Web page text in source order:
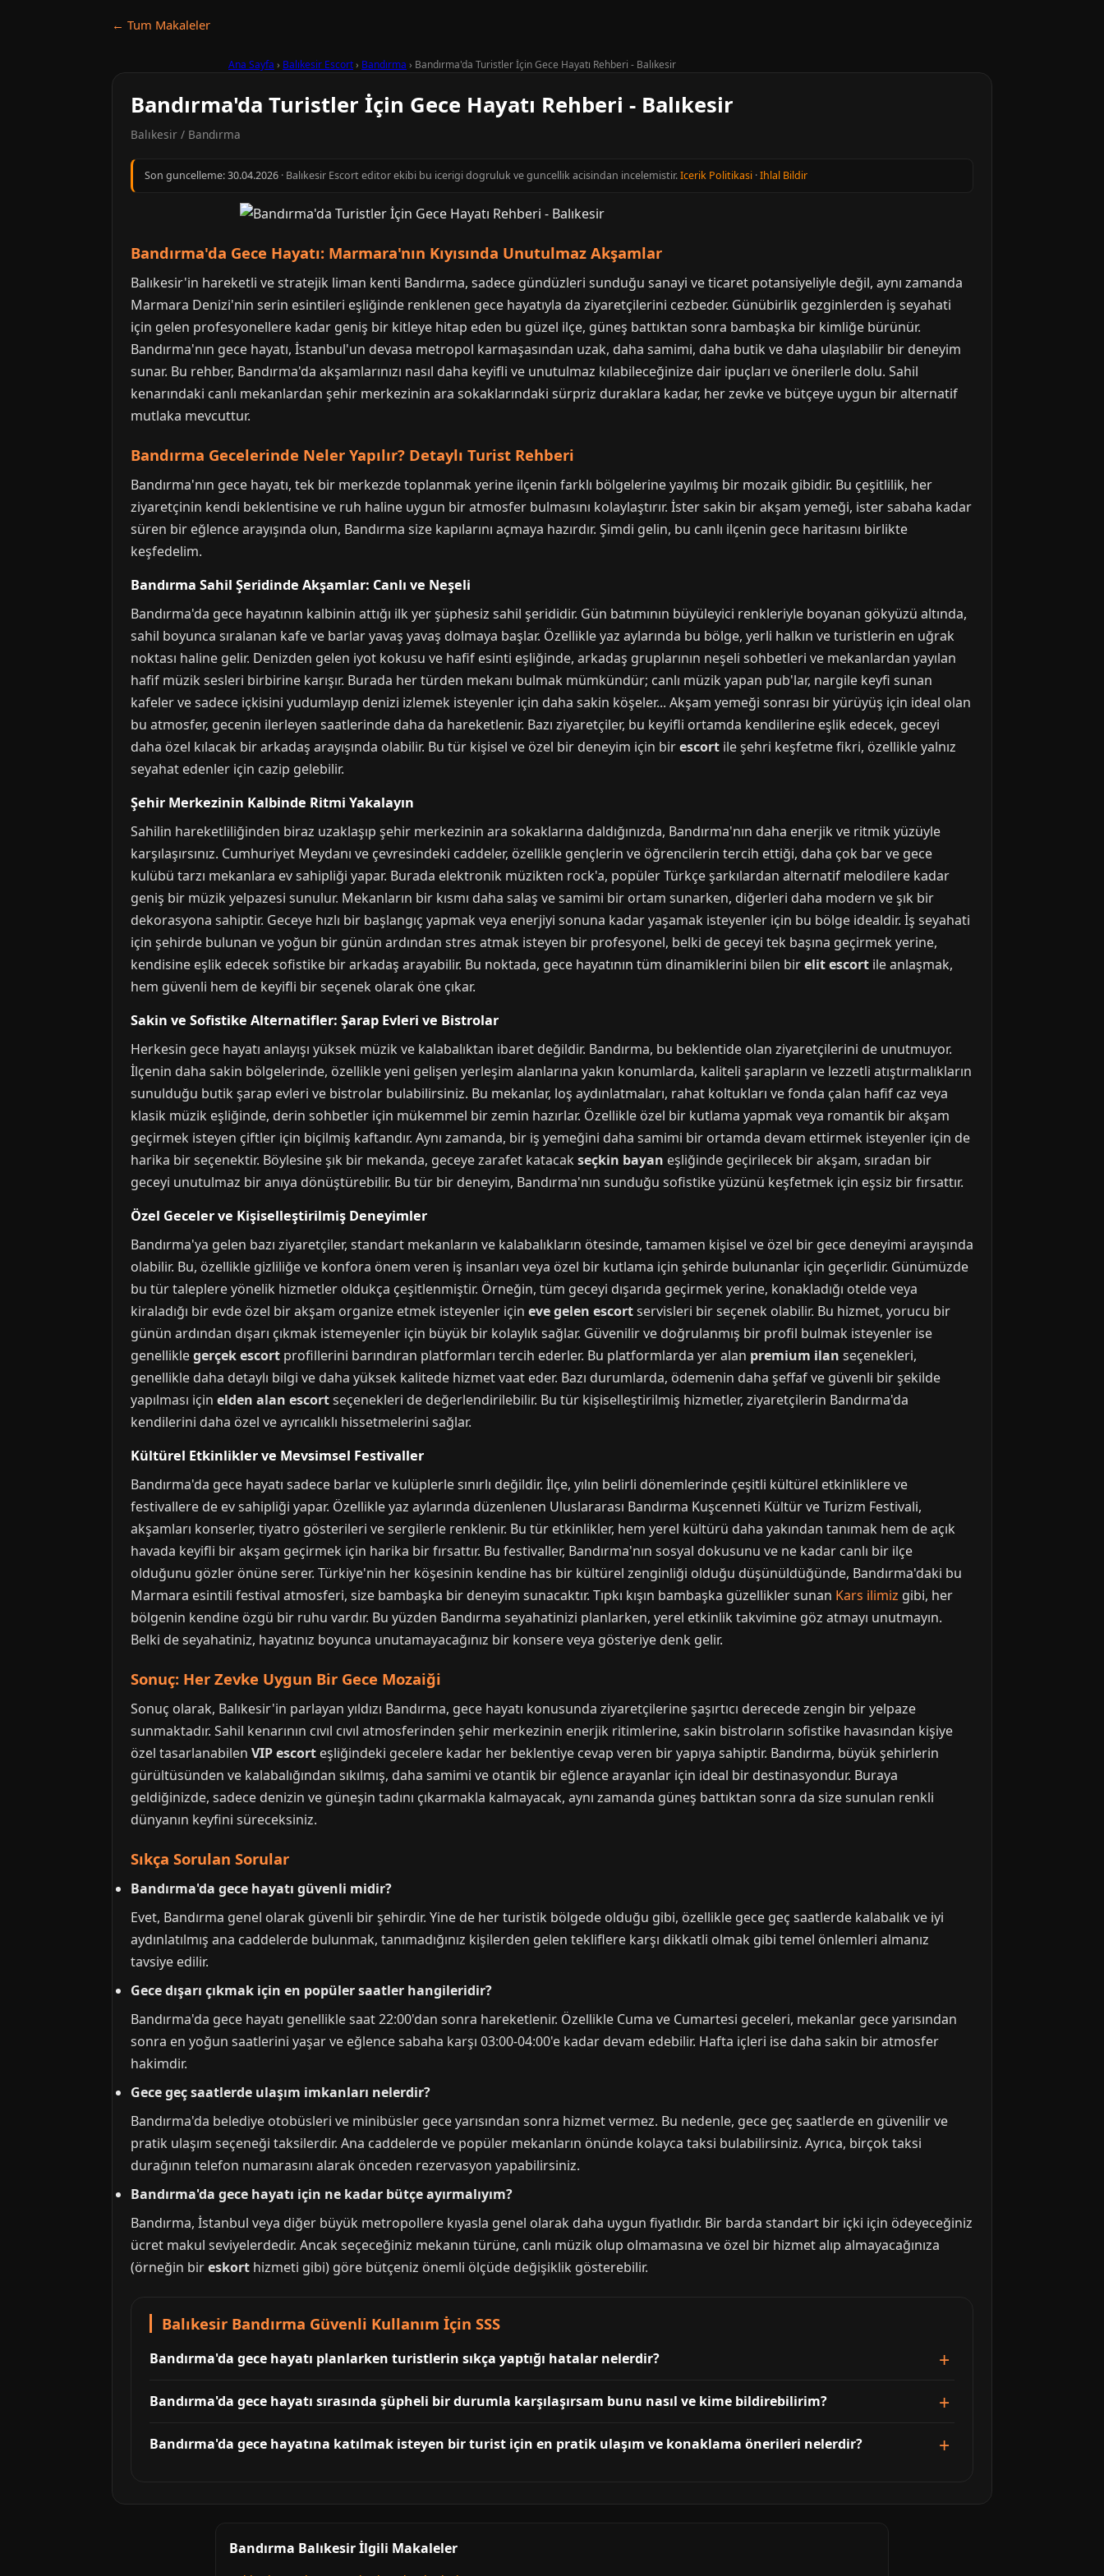
← Tum Makaleler
Ana Sayfa › Balıkesir Escort› Bandırma › Bandırma'da Turistler İçin Gece Hayatı Rehberi - Balıkesir
Bandırma'da Turistler İçin Gece Hayatı Rehberi - Balıkesir
Balıkesir / Bandırma
Son guncelleme:30.04.2026 · Balıkesir Escort editor ekibi bu icerigi dogruluk ve guncellik acisindan incelemistir.Icerik Politikasi ·Ihlal Bildir
Bandırma'da Gece Hayatı: Marmara'nın Kıyısında Unutulmaz Akşamlar
Balıkesir'in hareketli ve stratejik liman kenti Bandırma, sadece gündüzleri sunduğu sanayi ve ticaret potansiyeliyle değil, aynı zamanda
Marmara Denizi'nin serin esintileri eşliğinde renklenen gece hayatıyla da ziyaretçilerini cezbeder. Günübirlik gezginlerden iş seyahati
için gelen profesyonellere kadar geniş bir kitleye hitap eden bu güzel ilçe, güneş battıktan sonra bambaşka bir kimliğe bürünür.
Bandırma'nın gece hayatı, İstanbul'un devasa metropol karmaşasından uzak, daha samimi, daha butik ve daha ulaşılabilir bir deneyim
sunar. Bu rehber, Bandırma'da akşamlarınızı nasıl daha keyifli ve unutulmaz kılabileceğinize dair ipuçları ve önerilerle dolu. Sahil
kenarındaki canlı mekanlardan şehir merkezinin ara sokaklarındaki sürpriz duraklara kadar, her zevke ve bütçeye uygun bir alternatif
mutlaka mevcuttur.
Bandırma Gecelerinde Neler Yapılır? Detaylı Turist Rehberi
Bandırma'nın gece hayatı, tek bir merkezde toplanmak yerine ilçenin farklı bölgelerine yayılmış bir mozaik gibidir. Bu çeşitlilik, her
ziyaretçinin kendi beklentisine ve ruh haline uygun bir atmosfer bulmasını kolaylaştırır. İster sakin bir akşam yemeği, ister sabaha kadar
süren bir eğlence arayışında olun, Bandırma size kapılarını açmaya hazırdır. Şimdi gelin, bu canlı ilçenin gece haritasını birlikte
keşfedelim.
Bandırma Sahil Şeridinde Akşamlar: Canlı ve Neşeli
Bandırma'da gece hayatının kalbinin attığı ilk yer şüphesiz sahil şerididir. Gün batımının büyüleyici renkleriyle boyanan gökyüzü altında,
sahil boyunca sıralanan kafe ve barlar yavaş yavaş dolmaya başlar. Özellikle yaz aylarında bu bölge, yerli halkın ve turistlerin en uğrak
noktası haline gelir. Denizden gelen iyot kokusu ve hafif esinti eşliğinde, arkadaş gruplarının neşeli sohbetleri ve mekanlardan yayılan
hafif müzik sesleri birbirine karışır. Burada her türden mekanı bulmak mümkündür; canlı müzik yapan pub'lar, nargile keyfi sunan
kafeler ve sadece içkisini yudumlayıp denizi izlemek isteyenler için daha sakin köşeler... Akşam yemeği sonrası bir yürüyüş için ideal olan
bu atmosfer, gecenin ilerleyen saatlerinde daha da hareketlenir. Bazı ziyaretçiler, bu keyifli ortamda kendilerine eşlik edecek, geceyi
daha özel kılacak bir arkadaş arayışında olabilir. Bu tür kişisel ve özel bir deneyim için birescort ile şehri keşfetme fikri, özellikle yalnız
seyahat edenler için cazip gelebilir.
Şehir Merkezinin Kalbinde Ritmi Yakalayın
Sahilin hareketliliğinden biraz uzaklaşıp şehir merkezinin ara sokaklarına daldığınızda, Bandırma'nın daha enerjik ve ritmik yüzüyle
karşılaşırsınız. Cumhuriyet Meydanı ve çevresindeki caddeler, özellikle gençlerin ve öğrencilerin tercih ettiği, daha çok bar ve gece
kulübü tarzı mekanlara ev sahipliği yapar. Burada elektronik müzikten rock'a, popüler Türkçe şarkılardan alternatif melodilere kadar
geniş bir müzik yelpazesi sunulur. Mekanların bir kısmı daha salaş ve samimi bir ortam sunarken, diğerleri daha modern ve şık bir
dekorasyona sahiptir. Geceye hızlı bir başlangıç yapmak veya enerjiyi sonuna kadar yaşamak isteyenler için bu bölge idealdir. İş seyahati
için şehirde bulunan ve yoğun bir günün ardından stres atmak isteyen bir profesyonel, belki de geceyi tek başına geçirmek yerine,
kendisine eşlik edecek sofistike bir arkadaş arayabilir. Bu noktada, gece hayatının tüm dinamiklerini bilen birelit escort ile anlaşmak,
hem güvenli hem de keyifli bir seçenek olarak öne çıkar.
Sakin ve Sofistike Alternatifler: Şarap Evleri ve Bistrolar
Herkesin gece hayatı anlayışı yüksek müzik ve kalabalıktan ibaret değildir. Bandırma, bu beklentide olan ziyaretçilerini de unutmuyor.
İlçenin daha sakin bölgelerinde, özellikle yeni gelişen yerleşim alanlarına yakın konumlarda, kaliteli şarapların ve lezzetli atıştırmalıkların
sunulduğu butik şarap evleri ve bistrolar bulabilirsiniz. Bu mekanlar, loş aydınlatmaları, rahat koltukları ve fonda çalan hafif caz veya
klasik müzik eşliğinde, derin sohbetler için mükemmel bir zemin hazırlar. Özellikle özel bir kutlama yapmak veya romantik bir akşam
geçirmek isteyen çiftler için biçilmiş kaftandır. Aynı zamanda, bir iş yemeğini daha samimi bir ortamda devam ettirmek isteyenler için de
harika bir seçenektir. Böylesine şık bir mekanda, geceye zarafet katacak seçkin bayan eşliğinde geçirilecek bir akşam, sıradan bir
geceyi unutulmaz bir anıya dönüştürebilir. Bu tür bir deneyim, Bandırma'nın sunduğu sofistike yüzünü keşfetmek için eşsiz bir fırsattır.
Özel Geceler ve Kişiselleştirilmiş Deneyimler
Bandırma'ya gelen bazı ziyaretçiler, standart mekanların ve kalabalıkların ötesinde, tamamen kişisel ve özel bir gece deneyimi arayışında
olabilir. Bu, özellikle gizliliğe ve konfora önem veren iş insanları veya özel bir kutlama için şehirde bulunanlar için geçerlidir. Günümüzde
bu tür taleplere yönelik hizmetler oldukça çeşitlenmiştir. Örneğin, tüm geceyi dışarıda geçirmek yerine, konakladığı otelde veya
kiraladığı bir evde özel bir akşam organize etmek isteyenler için eve gelen escortservisleri bir seçenek olabilir. Bu hizmet, yorucu bir
günün ardından dışarı çıkmak istemeyenler için büyük bir kolaylık sağlar. Güvenilir ve doğrulanmış bir profil bulmak isteyenler ise
genelliklegerçek escort profillerini barındıran platformları tercih ederler. Bu platformlarda yer alan premium ilan seçenekleri,
genellikle daha detaylı bilgi ve daha yüksek kalitede hizmet vaat eder. Bazı durumlarda, ödemenin daha şeffaf ve güvenli bir şekilde
yapılması için elden alan escortseçenekleri de değerlendirilebilir. Bu tür kişiselleştirilmiş hizmetler, ziyaretçilerin Bandırma'da
kendilerini daha özel ve ayrıcalıklı hissetmelerini sağlar.
Kültürel Etkinlikler ve Mevsimsel Festivaller
Bandırma'da gece hayatı sadece barlar ve kulüplerle sınırlı değildir. İlçe, yılın belirli dönemlerinde çeşitli kültürel etkinliklere ve
festivallere de ev sahipliği yapar. Özellikle yaz aylarında düzenlenen Uluslararası Bandırma Kuşcenneti Kültür ve Turizm Festivali,
akşamları konserler, tiyatro gösterileri ve sergilerle renklenir. Bu tür etkinlikler, hem yerel kültürü daha yakından tanımak hem de açık
havada keyifli bir akşam geçirmek için harika bir fırsattır. Bu festivaller, Bandırma'nın sosyal dokusunu ve ne kadar canlı bir ilçe
olduğunu gözler önüne serer. Türkiye'nin her köşesinin kendine has bir kültürel zenginliği olduğu düşünüldüğünde, Bandırma'daki bu
Marmara esintili festival atmosferi, size bambaşka bir deneyim sunacaktır. Tıpkı kışın bambaşka güzellikler sunan Kars ilimiz gibi, her
bölgenin kendine özgü bir ruhu vardır. Bu yüzden Bandırma seyahatinizi planlarken, yerel etkinlik takvimine göz atmayı unutmayın.
Belki de seyahatiniz, hayatınız boyunca unutamayacağınız bir konsere veya gösteriye denk gelir.
Sonuç: Her Zevke Uygun Bir Gece Mozaiği
Sonuç olarak, Balıkesir'in parlayan yıldızı Bandırma, gece hayatı konusunda ziyaretçilerine şaşırtıcı derecede zengin bir yelpaze
sunmaktadır. Sahil kenarının cıvıl cıvıl atmosferinden şehir merkezinin enerjik ritimlerine, sakin bistroların sofistike havasından kişiye
özel tasarlanabilen VIP escort eşliğindeki gecelere kadar her beklentiye cevap veren bir yapıya sahiptir. Bandırma, büyük şehirlerin
gürültüsünden ve kalabalığından sıkılmış, daha samimi ve otantik bir eğlence arayanlar için ideal bir destinasyondur. Buraya
geldiğinizde, sadece denizin ve güneşin tadını çıkarmakla kalmayacak, aynı zamanda güneş battıktan sonra da size sunulan renkli
dünyanın keyfini süreceksiniz.
Sıkça Sorulan Sorular
Bandırma'da gece hayatı güvenli midir?
Evet, Bandırma genel olarak güvenli bir şehirdir. Yine de her turistik bölgede olduğu gibi, özellikle gece geç saatlerde kalabalık ve iyi
aydınlatılmış ana caddelerde bulunmak, tanımadığınız kişilerden gelen tekliflere karşı dikkatli olmak gibi temel önlemleri almanız
tavsiye edilir.
Gece dışarı çıkmak için en popüler saatler hangileridir?
Bandırma'da gece hayatı genellikle saat 22:00'dan sonra hareketlenir. Özellikle Cuma ve Cumartesi geceleri, mekanlar gece yarısından
sonra en yoğun saatlerini yaşar ve eğlence sabaha karşı 03:00-04:00'e kadar devam edebilir. Hafta içleri ise daha sakin bir atmosfer
hakimdir.
Gece geç saatlerde ulaşım imkanları nelerdir?
Bandırma'da belediye otobüsleri ve minibüsler gece yarısından sonra hizmet vermez. Bu nedenle, gece geç saatlerde en güvenilir ve
pratik ulaşım seçeneği taksilerdir. Ana caddelerde ve popüler mekanların önünde kolayca taksi bulabilirsiniz. Ayrıca, birçok taksi
durağının telefon numarasını alarak önceden rezervasyon yapabilirsiniz.
Bandırma'da gece hayatı için ne kadar bütçe ayırmalıyım?
Bandırma, İstanbul veya diğer büyük metropollere kıyasla genel olarak daha uygun fiyatlıdır. Bir barda standart bir içki için ödeyeceğiniz
ücret makul seviyelerdedir. Ancak seçeceğiniz mekanın türüne, canlı müzik olup olmamasına ve özel bir hizmet alıp almayacağınıza
(örneğin bireskort hizmeti gibi) göre bütçeniz önemli ölçüde değişiklik gösterebilir.
Balıkesir Bandırma Güvenli Kullanım İçin SSS
Bandırma'da gece hayatı planlarken turistlerin sıkça yaptığı hatalar nelerdir?
Bandırma'da gece hayatı sırasında şüpheli bir durumla karşılaşırsam bunu nasıl ve kime bildirebilirim?
Bandırma'da gece hayatına katılmak isteyen bir turist için en pratik ulaşım ve konaklama önerileri nelerdir?
Bandırma Balıkesir İlgili Makaleler